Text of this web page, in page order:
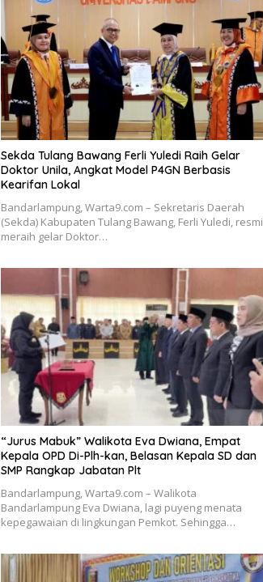
Sekda Tulang Bawang Ferli Yuledi Raih Gelar
Doktor Unila, Angkat Model P4GN Berbasis
Kearifan Lokal
Bandarlampung, Warta9.com – Sekretaris Daerah
(Sekda) Kabupaten Tulang Bawang, Ferli Yuledi, resmi
meraih gelar Doktor…
“Jurus Mabuk” Walikota Eva Dwiana, Empat
Kepala OPD Di-Plh-kan, Belasan Kepala SD dan
SMP Rangkap Jabatan Plt
Bandarlampung, Warta9.com – Walikota
Bandarlampung Eva Dwiana, lagi puyeng menata
kepegawaian di lingkungan Pemkot. Sehingga…